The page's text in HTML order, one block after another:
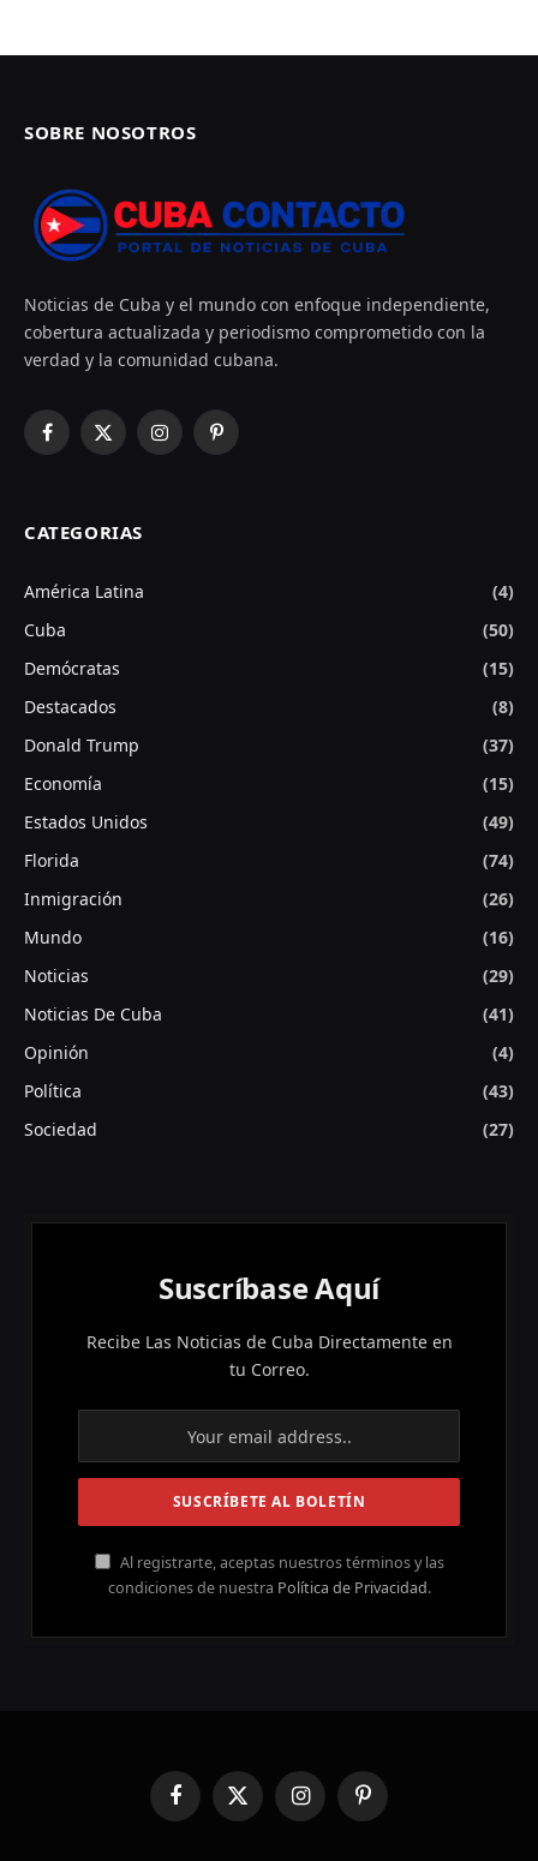
SOBRE NOSOTROS
Noticias de Cuba y el mundo con enfoque independiente,
cobertura actualizada y periodismo comprometido con la
verdad y la comunidad cubana.
Facebook
X
InstagramPinterest
CATEGORIAS
América Latina
(4)
Cuba
(50)
Demócratas
(15)
Destacados
(8)
Donald Trump
(37)
Economía
(15)
Estados Unidos
(49)
Florida
(74)
Inmigración
(26)
Mundo
(16)
Noticias
(29)
Noticias De Cuba
(41)
Opinión
(4)
Política
(43)
Sociedad
(27)
Suscríbase Aquí
Recibe Las Noticias de Cuba Directamente en
tu Correo.
Al registrarte, aceptas nuestros términos y las
condiciones de nuestra Política de Privacidad.
FacebookX
(Twitter)
InstagramPinterest